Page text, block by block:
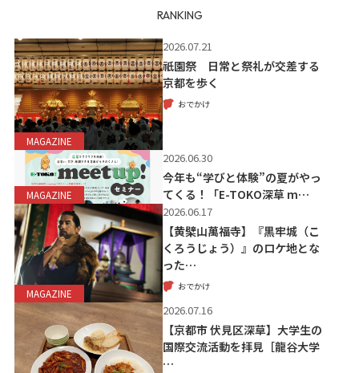
RANKING
MAGAZINE
2026.07.21
祇園祭 日常と祭礼が交差する
京都を歩く
おでかけ
MAGAZINE
2026.06.30
今年も“学びと体験”の夏がやっ
てくる！「E-TOKO深草 m…
MAGAZINE
2026.06.17
【黄檗山萬福寺】『黒牢城（こ
くろうじょう）』のロケ地とな
った…
おでかけ
2026.07.16
【京都市 伏見区深草】大学生の
国際交流活動を拝見［龍谷大学
…